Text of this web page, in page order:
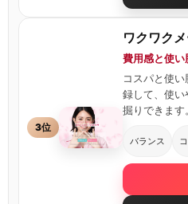
3位
ワクワク
費用感と使い
コスパと使
録して、使い
掘りできます
バランス